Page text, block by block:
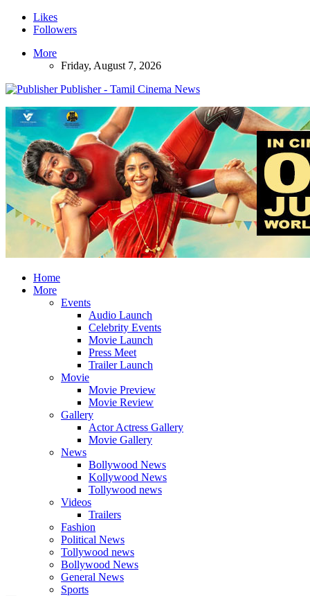
Likes
Followers
More
Friday, August 7, 2026
Publisher - Tamil Cinema News
Home
More
Events
Audio Launch
Celebrity Events
Movie Launch
Press Meet
Trailer Launch
Movie
Movie Preview
Movie Review
Gallery
Actor Actress Gallery
Movie Gallery
News
Bollywood News
Kollywood News
Tollywood news
Videos
Trailers
Fashion
Political News
Tollywood news
Bollywood News
General News
Sports